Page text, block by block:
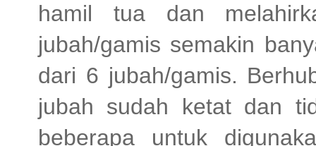
hamil tua dan
jubah/gamis semakin
dari 6 jubah/gamis.
jubah sudah ketat dan
beberapa untuk